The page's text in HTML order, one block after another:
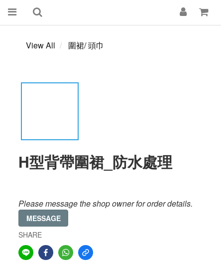
View All 圍裙/ 頭巾
H型背帶圍裙_防水處理
Please message the shop owner for order details.
MESSAGE
SHARE